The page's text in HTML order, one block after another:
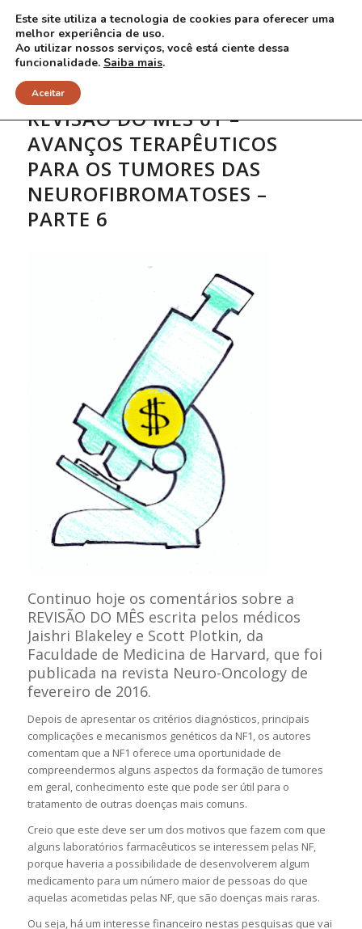
REVISÃO DO MÊS 01 –
AVANÇOS TERAPÊUTICOS
PARA OS TUMORES DAS
NEUROFIBROMATOSES –
PARTE 6
Continuo hoje os comentários sobre a
REVISÃO DO MÊS escrita pelos médicos
Jaishri Blakeley e Scott Plotkin, da
Faculdade de Medicina de Harvard, que foi
publicada na revista Neuro-Oncology de
fevereiro de 2016.
Depois de apresentar os critérios diagnósticos, principais
complicações e mecanismos genéticos da NF1, os autores
comentam que a NF1 oferece uma oportunidade de
compreendermos alguns aspectos da formação de tumores
em geral, conhecimento este que pode ser útil para o
tratamento de outras doenças mais comuns.
Creio que este deve ser um dos motivos que fazem com que
alguns laboratórios farmacêuticos se interessem pelas NF,
porque haveria a possibilidade de desenvolverem algum
medicamento para um número maior de pessoas do que
aquelas acometidas pelas NF, que são doenças mais raras.
Ou seja, há um interesse financeiro nestas pesquisas que vai
Este site utiliza a tecnologia de cookies para oferecer uma
melhor experiência de uso.
Ao utilizar nossos serviços, você está ciente dessa
funcionalidade. Saiba mais.
Aceitar